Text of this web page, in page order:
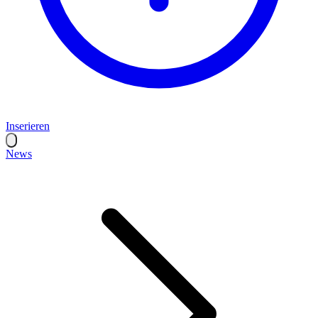
Inserieren
News